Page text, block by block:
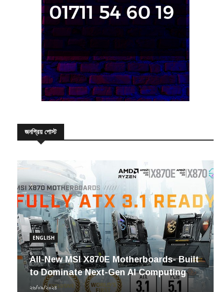
জনপ্রিয় পোস্ট
ENGLISH
All-New MSI X870E Motherboards- Built
to Dominate Next-Gen AI Computing
২৬/০৯/২০২৪